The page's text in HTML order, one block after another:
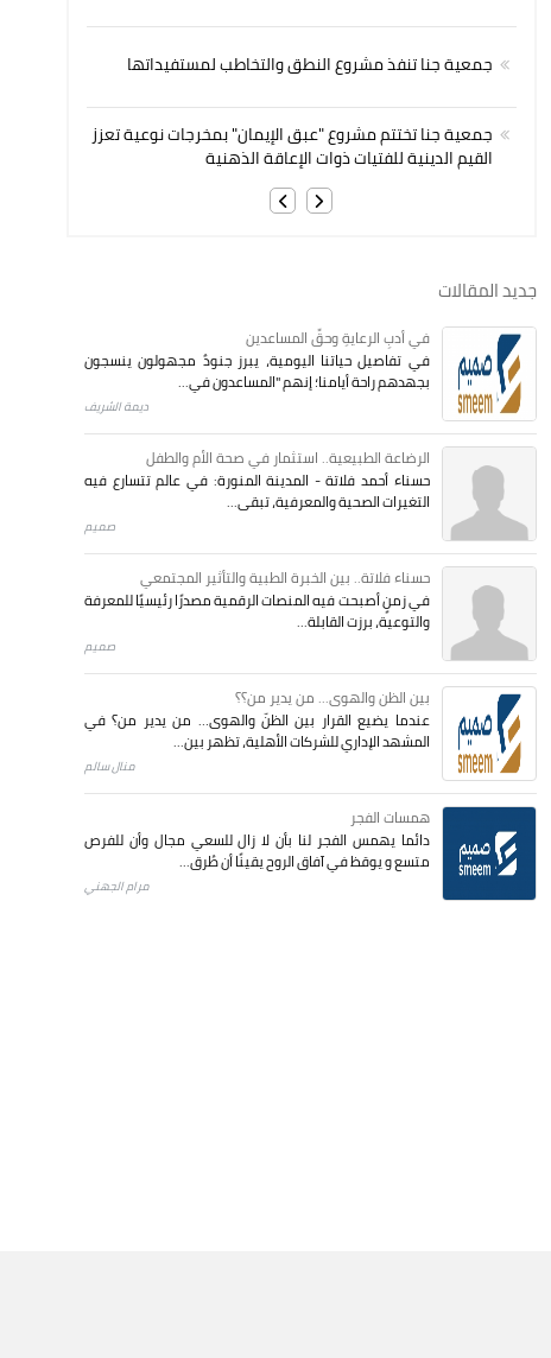
جمعية جنا تنفذ مشروع النطق والتخاطب لمستفيداتها
جمعية جنا تختتم مشروع "عبق الإيمان" بمخرجات نوعية تعزز
القيم الدينية للفتيات ذوات الإعاقة الذهنية
جديد المقالات
في أدبِ الرعايةِ وحقِّ المساعدين
في تفاصيل حياتنا اليومية، يبرز جنودٌ مجهولون ينسجون
بجهدهم راحة أيامنا؛ إنهم "المساعدون في...
ديمة الشريف
الرضاعة الطبيعية.. استثمار في صحة الأم والطفل
حسناء أحمد فلاتة - المدينة المنورة: في عالم تتسارع فيه
التغيرات الصحية والمعرفية، تبقى...
صميم
حسناء فلاتة.. بين الخبرة الطبية والتأثير المجتمعي
في زمنٍ أصبحت فيه المنصات الرقمية مصدرًا رئيسيًا للمعرفة
والتوعية، برزت القابلة...
صميم
بين الظن والهوى... من يدير من؟؟
عندما يضيع القرار بين الظنّ والهوى… من يدير من؟ في
المشهد الإداري للشركات الأهلية، تظهر بين...
منال سالم
همسات الفجر
دائما يهمس الفجر لنا بأن لا زال للسعي مجال وأن للفرص
متسع و يوقظ في آفاق الروح يقينًا أن طُرق...
مرام الجهني